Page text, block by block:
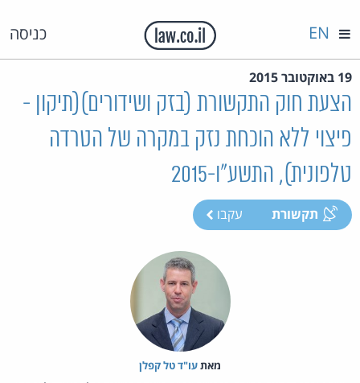
כניסה EN
19 באוקטובר 2015
הצעת חוק התקשורת (בזק ושידורים)(תיקון -
פיצוי ללא הוכחת נזק במקרה של הטרדה
טלפונית), התשע"ו-2015
תקשורת עקבו
מאת‏עו"ד טל קפלן